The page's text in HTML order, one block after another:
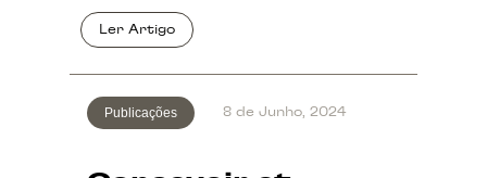
Publicações 8 de Junho, 2024